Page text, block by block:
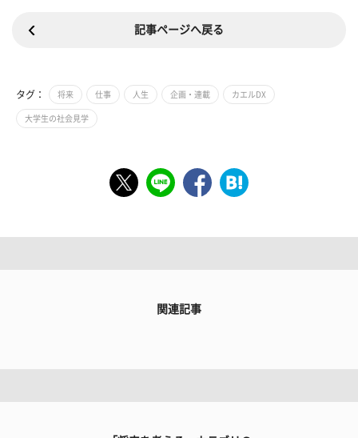
記事ページへ戻る
タグ： 将来 仕事 人生 企画・連載 カエルDX
大学生の社会見学
関連記事